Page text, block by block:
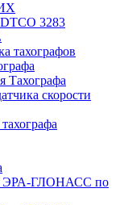
3283
тахографов
Тахографа
скорости
ЭРА-ГЛОНАСС по